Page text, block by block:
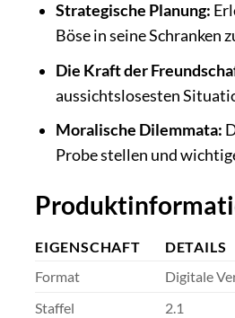
Strategische Planung:
Böse in seine Schranken
Die Kraft der
aussichtslosesten
Moralische Dilemmata:
Probe stellen und
EIGENSCHAFT
DETAILS
Format
Digitale
Staffel
2.1